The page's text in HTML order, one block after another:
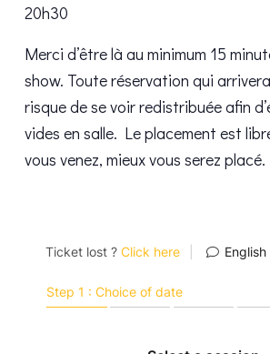
20h30
Merci d’être là au minimum 15
show. Toute réservation qui
risque de se voir redistribuée afin
vides en salle. Le placement est
vous venez, mieux vous serez placé.